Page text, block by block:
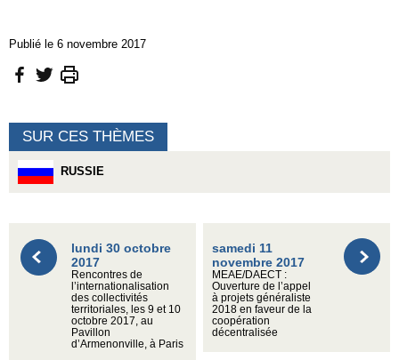
Publié le 6 novembre 2017
SUR CES THÈMES
RUSSIE
lundi 30 octobre
2017
Rencontres de
l’internationalisation
des collectivités
territoriales, les 9 et 10
octobre 2017, au
Pavillon
d’Armenonville, à Paris
samedi 11
novembre 2017
MEAE/DAECT :
Ouverture de l’appel
à projets généraliste
2018 en faveur de la
coopération
décentralisée